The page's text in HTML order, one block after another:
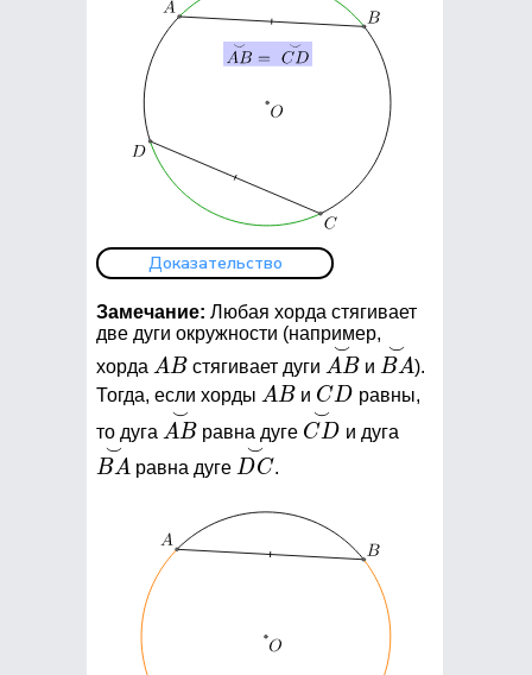
Замечание: Любая хорда стягивает
две дуги окружности (например,
хорда
AB
ABстягивает дуги
\stackrel{\smile}
{AB}
AB
⌣
и
{BA}
BA
⌣
).
Тогда, если хорды AB
ABи CD
CD равны,
то дуга
\stackrel{\smile}
{AB}
AB
⌣
равна дуге \stackrel{\smile}
CD
⌣
и дуга
BA
⌣
равна дуге \stackrel{\smile}
DC
⌣
.
Доказательство